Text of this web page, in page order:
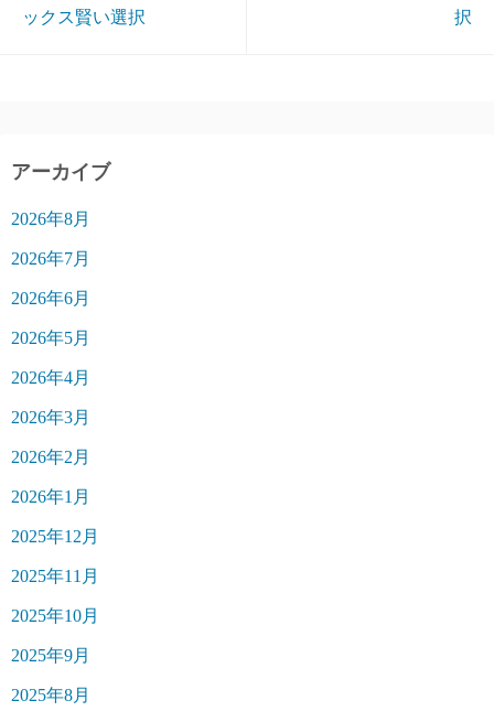
ックス賢い選択
択
アーカイブ
2026年8月
2026年7月
2026年6月
2026年5月
2026年4月
2026年3月
2026年2月
2026年1月
2025年12月
2025年11月
2025年10月
2025年9月
2025年8月